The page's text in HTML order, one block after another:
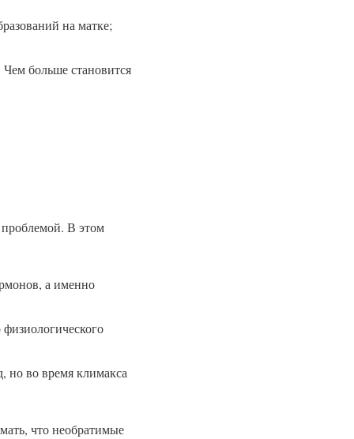
на матке;
больше становится
В этом
а именно
но во время климакса
что необратимые